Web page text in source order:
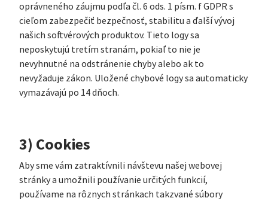
oprávneného záujmu podľa čl. 6 ods. 1 písm. f GDPR s
cieľom zabezpečiť bezpečnosť, stabilitu a ďalší vývoj
našich softvérových produktov. Tieto logy sa
neposkytujú tretím stranám, pokiaľ to nie je
nevyhnutné na odstránenie chyby alebo ak to
nevyžaduje zákon. Uložené chybové logy sa automaticky
vymazávajú po 14 dňoch.
3) Cookies
Aby sme vám zatraktívnili návštevu našej webovej
stránky a umožnili používanie určitých funkcií,
používame na rôznych stránkach takzvané súbory